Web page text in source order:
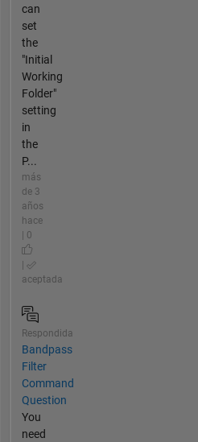
can
set
the
"Initial
Working
Folder"
setting
in
the
P...
más
de 3
años
hace
| 0
aceptada
Respondida
Bandpass
Filter
Command
Question
You
need